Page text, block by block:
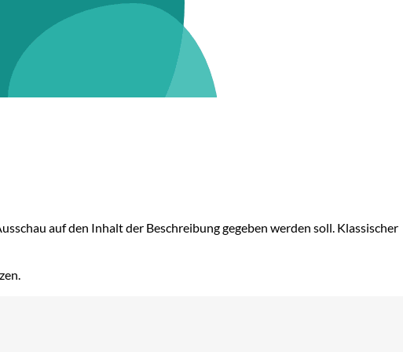
auf den Inhalt der Beschreibung gegeben werden soll. Klassischer